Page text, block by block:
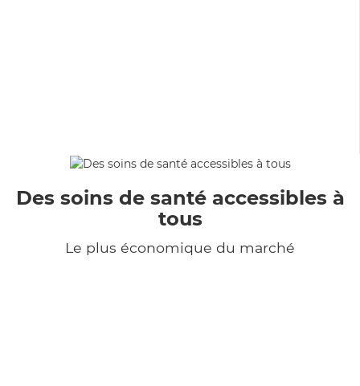
Des soins de santé accessibles à
tous
Le plus économique du marché